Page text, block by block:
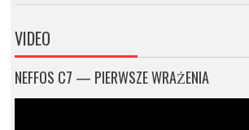
VIDEO
NEFFOS C7 — PIERWSZE WRAŻENIA